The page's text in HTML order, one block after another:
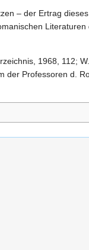
– der Ertrag
Literaturen
1968, 112;
der Professoren d.